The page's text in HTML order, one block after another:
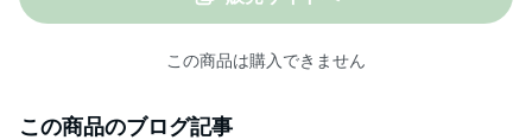
この商品は購入できません
この商品のブログ記事